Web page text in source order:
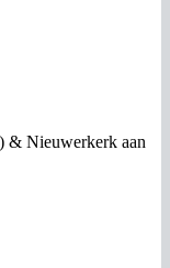
& Nieuwerkerk aan